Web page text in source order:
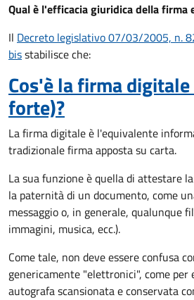
Qual è l'efficacia giuridica della firma
Il Decreto legislativo 07/03/2005, n.
bisstabilisce che:
Cos'è la firma
forte)?
La firma digitale è l'equivalente
tradizionale firma apposta su carta.
La sua funzione è quella di attestare
la paternità di un documento, come
messaggio o, in generale, qualunque
immagini, musica, ecc.).
Come tale, non deve essere confusa
genericamente "elettronici", come per
autografa scansionata e conservata